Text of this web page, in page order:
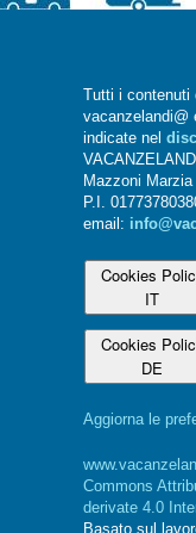
Tutti i
vacanzelandi@
indicate nel
Mazzoni
P.I.
email:
Cookies
IT
Cookies
DE
Aggiorna le
Commons
derivate 4.0
Basato sul